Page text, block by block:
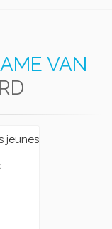
VAN
jeunes